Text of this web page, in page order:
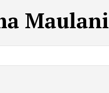
Maulani